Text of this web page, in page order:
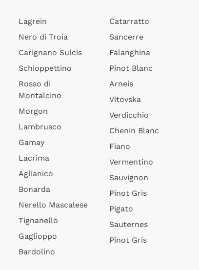
Lagrein
Nero di Troia
Carignano Sulcis
Schioppettino
Rosso di
Montalcino
Morgon
Lambrusco
Gamay
Lacrima
Aglianico
Bonarda
Nerello Mascalese
Tignanello
Gaglioppo
Bardolino
Catarratto
Sancerre
Falanghina
Pinot Blanc
Arneis
Vitovska
Verdicchio
Chenin Blanc
Fiano
Vermentino
Sauvignon
Pinot Gris
Pigato
Sauternes
Pinot Gris